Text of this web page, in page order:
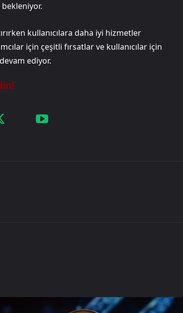
bekleniyor.
kullanıcılara daha iyi hizmetler
için çeşitli fırsatlar ve kullanıcılar için
ediyor.